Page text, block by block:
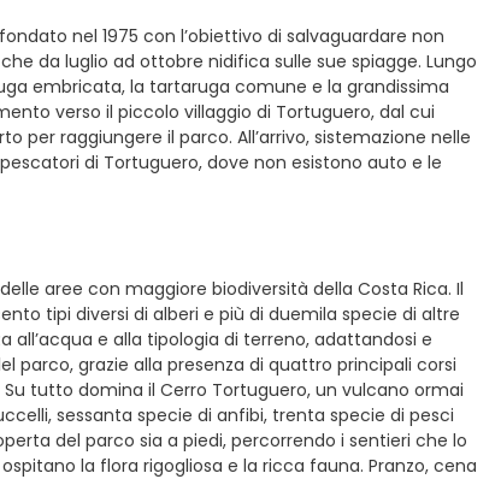
nel 1975 con l’obiettivo di salvaguardare non
da luglio ad ottobre nidifica sulle sue spiagge. Lungo
embricata, la tartaruga comune e la grandissima
verso il piccolo villaggio di Tortuguero, dal cui
per raggiungere il parco. All’arrivo, sistemazione nelle
di Tortuguero, dove non esistono auto e le
aree con maggiore biodiversità della Costa Rica. Il
tipi diversi di alberi e più di duemila specie di altre
e alla tipologia di terreno, adattandosi e
parco, grazie alla presenza di quattro principali corsi
Su tutto domina il Cerro Tortuguero, un vulcano ormai
sessanta specie di anfibi, trenta specie di pesci
del parco sia a piedi, percorrendo i sentieri che lo
la flora rigogliosa e la ricca fauna. Pranzo, cena